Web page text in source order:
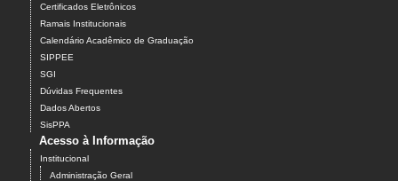
Certificados Eletrônicos
Ramais Institucionais
Calendário Acadêmico de Graduação
SIPPEE
SGI
Dúvidas Frequentes
Dados Abertos
SisPPA
Acesso à Informação
Institucional
Administração Geral